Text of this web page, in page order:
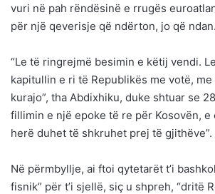
vuri në pah rëndësinë e rrugës
për një qeverisje që ndërton, jo që ndan.
“Le të ringrejmë besimin e këtij vendi.
kapitullin e ri të Republikës me votë,
kurajo”, tha Abdixhiku, duke shtuar se
fillimin e një epoke të re për Kosovën, e
herë duhet të shkruhet prej të gjithëve”.
Në përmbyllje, ai ftoi qytetarët t’i
fisnik” për t’i sjellë, siç u shpreh, “dritë